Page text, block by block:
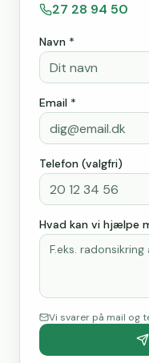
27 28 94 50
Navn *
Email *
Telefon (valgfri)
Hvad kan vi hjælpe
Vi svarer på mail og